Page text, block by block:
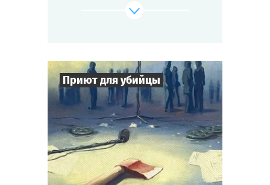
Cыграть Смотреть сценарий
Приют для убийцы
Игроков 7-16
Время игры 2-3 ч.
Детектив
Тип квеста Квестория